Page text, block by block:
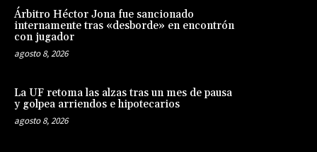
Árbitro Héctor Jona fue sancionado
internamente tras «desborde» en encontrón
con jugador
agosto 8, 2026
La UF retoma las alzas tras un mes de pausa
y golpea arriendos e hipotecarios
agosto 8, 2026